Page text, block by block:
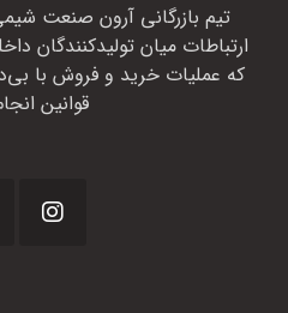
تیم بازرگانی آرون صنعت
ارتباطات میان تولیدکنندگان
که عملیات خرید و فروش با
قوانین